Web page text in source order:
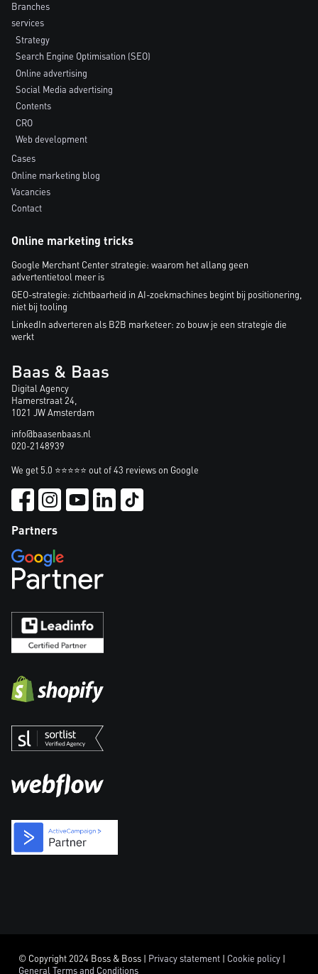
Branches
services
Strategy
Search Engine Optimisation (SEO)
Online advertising
Social Media advertising
Contents
CRO
Web development
Cases
Online marketing blog
Vacancies
Contact
Online marketing tricks
Google Merchant Center strategie: waarom het allang geen
advertentietool meer is
GEO-strategie: zichtbaarheid in AI-zoekmachines begint bij positionering,
niet bij tooling
LinkedIn adverteren als B2B marketeer: zo bouw je een strategie die
werkt
Baas & Baas
Digital Agency
Hamerstraat 24,
1021 JW Amsterdam
info@baasenbaas.nl
020-2148939
We get 5.0 ⭐⭐⭐⭐⭐ out of 43 reviews on Google
Partners
© Copyright 2024 Boss & Boss | Privacy statement | Cookie policy |
General Terms and Conditions